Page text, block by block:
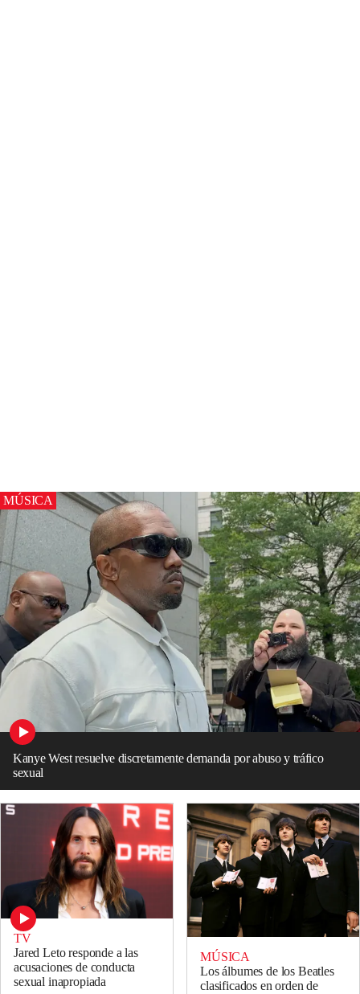
MÚSICA
Kanye West resuelve discretamente demanda por abuso y tráfico
sexual
TV
Jared Leto responde a las
acusaciones de conducta
sexual inapropiada
MÚSICA
Los álbumes de los Beatles
clasificados en orden de